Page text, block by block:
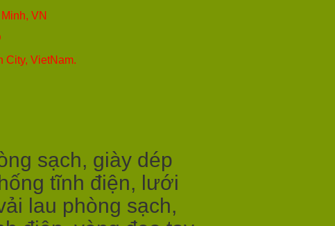
VN
City, VietNam.
sạch, giày dép
tĩnh điện, lưới
lau phòng sạch,